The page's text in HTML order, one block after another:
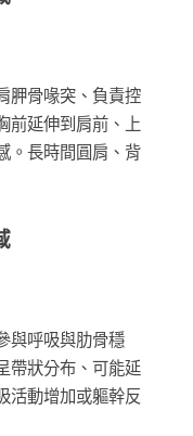
胛骨喙突、負責控
前延伸到肩前、上
。長時間圓肩、背
與呼吸與肋骨穩
帶狀分布、可能延
活動增加或軀幹反